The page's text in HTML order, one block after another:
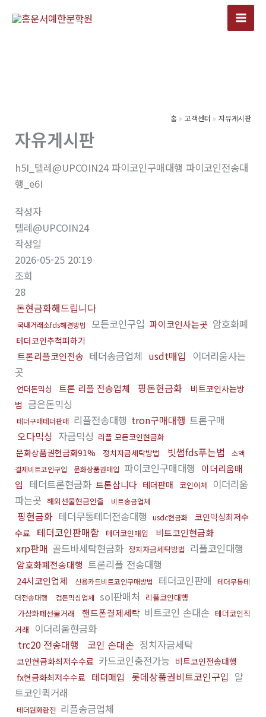
홈 고객센터 자유게시판
자유게시판
h5I_텔레@UPCOIN24 파이코인구매대행 파이코인전송대
행_e6I
작성자
텔레@UPCOIN24
작성일
2026-05-25 20:19
조회
28
돈현금화해드립니다
국내거래소fds해결방법 모든코인구입 파이코인사는곳 암호화폐
테더코인추척피하기
트론리플코인전송 테더송금업체 usdt매입 이더리움사는
곳
언더돈믹싱 트론 리플 전송업체 핑돈현금화
비트코인사는방
법 금은돈믹싱
테더구매테더판매 리플전송대행 tron구매대행 트론구매
오다믹싱 자금믹싱 리플 모든코인현금화
문화상품권현금화91% 정치자금세탁방법 빗썸fds푸는법
소액
결제비트코인구입
문화상품권매입 파이코인구매대행
이더리움매
입
테더트론현금화 트론삽니다 테더판매 코인이체 이더리움
파는곳 해외선물현금인출 비트송금업체
핑현금화 테더무통테더전송대행 usdc현금화
코인믹싱최저수
수료
테더코인판매함 테더코인매입 비트코인현금화
xrp판매 골드바세탁현금화 정치자금세탁방법 리플코인대행
암호화폐전송대행 트론리플 전송대행
24시코인업체 신용카드비트코인구매방법 테더코인판매
테더무통테
더전송대행
검돈믹싱업체 sol판매처
리플코인대행
가상화폐선물거래
핸드폰결제세탁 비트코인 손대손 테더코인직
거래
이더리움현금화
trc20 전송대행
코인 손대손 정치자금세탁
코인현금화최저수수료 카드코인충전가능 비트코인전송대행
fx현금화최저수수료 테더매입 롯데상품권비트코인구입 알
트코인퀵거래
테더원화환전 리플송금업체